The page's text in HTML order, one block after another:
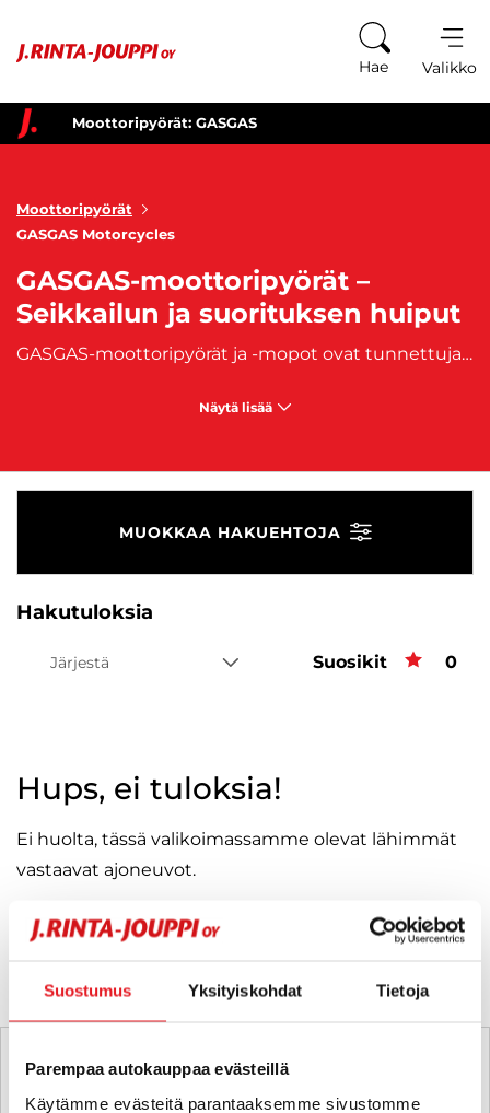
Suostumus Yksityiskohdat Tietoja
Parempaa autokauppaa evästeillä
Käytämme evästeitä parantaaksemme sivustomme
Hae Valikko
Moottoripyörät: GASGAS
Moottoripyörät
GASGAS Motorcycles
GASGAS-moottoripyörät –
Seikkailun ja suorituksen huiput
GASGAS-moottoripyörät ja -mopot ovat tunnettuja kestävyydestään, suorituskyvystään ja huipputeknologisista ratkaisuistaan. Valmistajalla on pitkä kokemus kilpa-ajosta, ja sen mallit on suunniteltu erityisesti vaativaan maastoajoon, enduroon ja motocrossiin. GASGAS-pyörät ovat täydellisiä ajoneuvoja kaikille, jotka nauttivat vauhdista ja seikkailuista vaikeissa olosuhteissa.
Näytä lisää
MUOKKAA HAKUEHTOJA
Hakutuloksia
Järjestä Suosikit 0
Hups, ei tuloksia!
Ei huolta, tässä valikoimassamme olevat lähimmät
vastaavat ajoneuvot.
KATSO VASTAAVANLAISET AUTOT